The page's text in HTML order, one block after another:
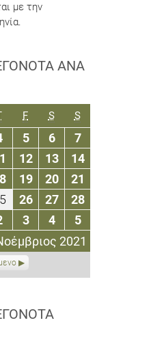
με την
ΑΝΆ
2021
ΠΈΜΠΤΗ
FΠΑΡΑΣΚΕΥΉ
SΣΆΒΒΑΤΟ
SΚΥΡΙΑΚΉ
4
Νοεμβρίου
2021
55
Νοεμβρίου
2021
66
Νοεμβρίου
2021
77
Νοεμβρίου
2021
Νοεμβρίου
2021
1212
Νοεμβρίου
2021
1313
Νοεμβρίου
2021
1414
Νοεμβρίου
2021
18
Νοεμβρίου
2021
1919
Νοεμβρίου
2021
2020
Νοεμβρίου
2021
21
Νοεμβρίου
2021
25
Νοεμβρίου
2021
2626
Νοεμβρίου
2021
2727
Νοεμβρίου
2021
2828
Νοεμβρίου
2021
2
Δεκεμβρίου
2021
33
Δεκεμβρίου
2021
44
Δεκεμβρίου
2021
55
Δεκεμβρίου
2021